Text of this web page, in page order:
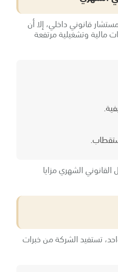
قانوني داخلي، إلا أن
مالية وتشغيلية مرتفعة
الشهري مزايا
تستفيد الشركة من خبرات